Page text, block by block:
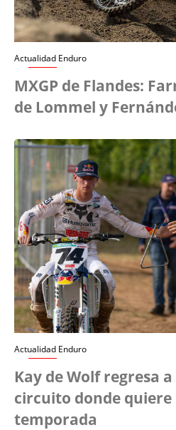
Actualidad Enduro
MXGP de Flandes:
de Lommel y
Actualidad Enduro
Kay de Wolf regresa
circuito donde quiere
temporada